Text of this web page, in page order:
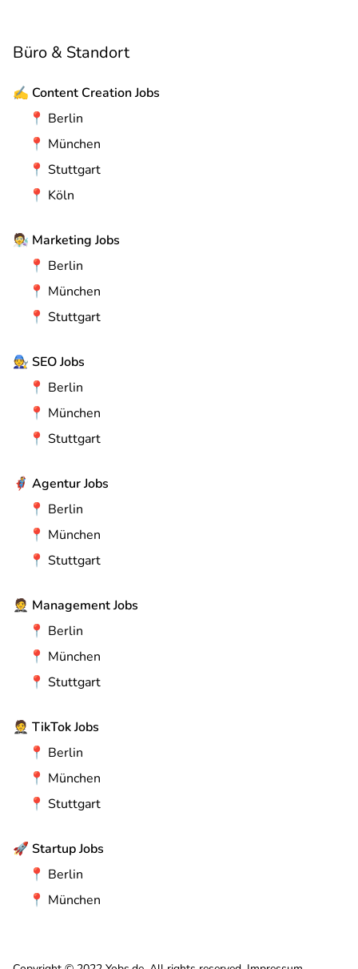
Büro & Standort
✍️ Content Creation Jobs
📍 Berlin
📍 München
📍 Stuttgart
📍 Köln
🧑‍🔬 Marketing Jobs
📍 Berlin
📍 München
📍 Stuttgart
🧑‍🔧 SEO Jobs
📍 Berlin
📍 München
📍 Stuttgart
🦸 Agentur Jobs
📍 Berlin
📍 München
📍 Stuttgart
🤵 Management Jobs
📍 Berlin
📍 München
📍 Stuttgart
🤵 TikTok Jobs
📍 Berlin
📍 München
📍 Stuttgart
🚀 Startup Jobs
📍 Berlin
📍 München